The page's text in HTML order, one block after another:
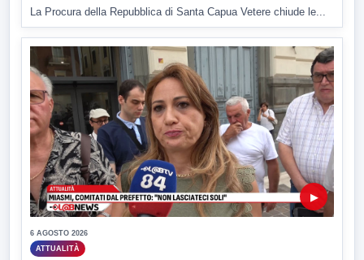
La Procura della Repubblica di Santa Capua Vetere chiude le...
▶
6 AGOSTO 2026
ATTUALITÀ